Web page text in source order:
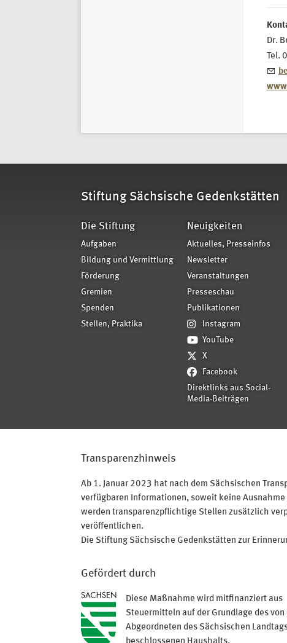
Dr.
Tel.
Stiftung Sächsische Gedenkstätten
Die Stiftung
Aufgaben
Bildung und Vermittlung
Förderung
Gremien
Spenden
Stellen, Praktika
Neuigkeiten
Aktuelles, Presseinfos
Newsletter
Veranstaltungen
Presseschau
Publikationen
Instagram
YouTube
X
Facebook
Direktlinks aus Social-
Media-Beiträgen
Transparenzhinweis
Ab 1. Januar 2023 hat nach dem Sächsischen
verfügbaren Informationen, soweit keine
werden transparenzpflichtige Stellen zusätzlich
veröffentlichen.
Die Stiftung Sächsische Gedenkstätten zur
Gefördert durch
Diese Maßnahme wird mitfinanziert aus
Steuermitteln auf der Grundlage des von
Abgeordneten des Sächsischen